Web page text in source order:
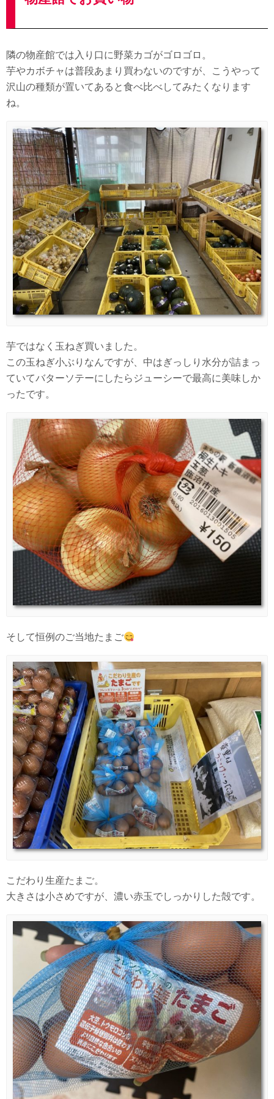
隣の物産館では入り口に野菜カゴがゴロゴロ。
芋やカボチャは普段あまり買わないのですが、こうやって
沢山の種類が置いてあると食べ比べしてみたくなります
ね。
芋ではなく玉ねぎ買いました。
この玉ねぎ小ぶりなんですが、中はぎっしり水分が詰まっ
ていてバターソテーにしたらジューシーで最高に美味しか
ったです。
そして恒例のご当地たまご
こだわり生産たまご。
大きさは小さめですが、濃い赤玉でしっかりした殻です。